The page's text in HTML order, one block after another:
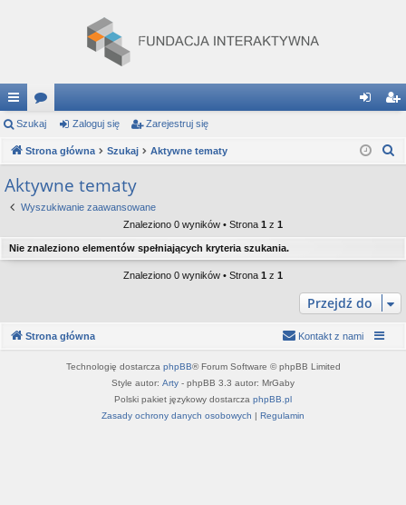
ię
ce
j
…
or
a og ej
si
Szukaj Zaloguj się Zarejestruj się
Strona główna Szukaj Aktywne tematy
Aktywne tematy
Wyszukiwanie zaawansowane
Znaleziono 0 wyników • Strona 1 z 1
Nie znaleziono elementów spełniających kryteria szukania.
Znaleziono 0 wyników • Strona 1 z 1
Przejdź do
Strona główna Kontakt z nami
Technologię dostarcza phpBB® Forum Software © phpBB Limited
Style autor: Arty - phpBB 3.3 autor: MrGaby
Polski pakiet językowy dostarcza phpBB.pl
Zasady ochrony danych osobowych | Regulamin